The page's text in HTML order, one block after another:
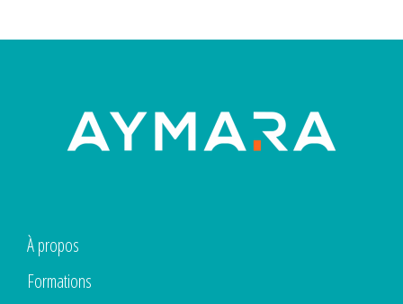
À propos
Formations